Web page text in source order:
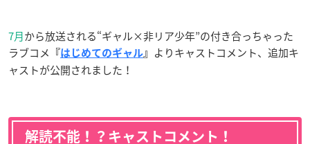
7月から放送される“ギャル×非リア少年”の付き合っちゃった
ラブコメ
『はじめてのギャル 』
よりキャストコメント、追加キ
ャストが公開されました！
解読不能！？キャストコメント！